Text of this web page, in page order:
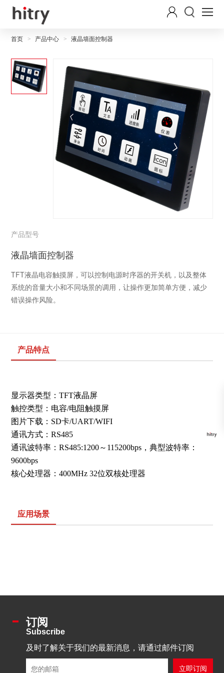
首页 > 产品中心 > 液晶墙面控制器
产品型号
液晶墙面控制器
TFT液晶电容触摸屏，可以控制电源时序器的开关机，以及整体
系统的音量大小和不同场景的调用，让操作更加简单方便，减少
错误操作风险。
产品特点
显示器类型：TFT液晶屏
触控类型：电容/电阻触摸屏
图片下载：SD卡/UART/WIFI
通讯方式：RS485
通讯波特率：RS485:1200～115200bps，典型波特率：
9600bps
核心处理器：400MHz 32位双核处理器
应用场景
订阅
Subscribe
及时了解关于我们的最新消息，请通过邮件订阅